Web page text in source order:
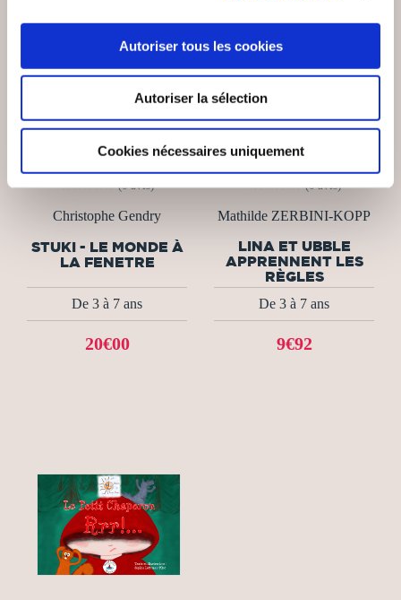
Autoriser tous les cookies
Autoriser la sélection
Cookies nécessaires uniquement
(0 avis)
Christophe Gendry
STUKI - LE MONDE À
LA FENETRE
De 3 à 7 ans
20€00
(0 avis)
Mathilde ZERBINI-KOPP
LINA ET UBBLE
APPRENNENT LES
RÈGLES
De 3 à 7 ans
9€92